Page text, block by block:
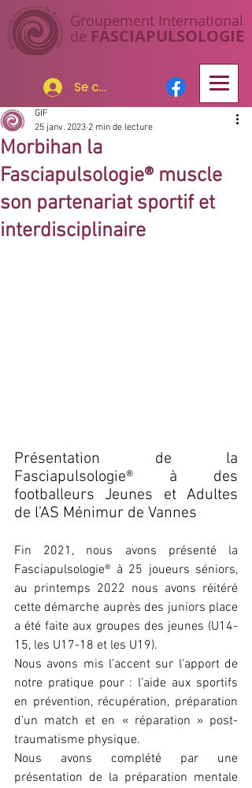
Groupement International
de FASCIAPULSOLOGIE
Se connecter
Morbihan la
Fasciapulsologie® muscle
son partenariat sportif et
interdisciplinaire
GIF
25 janv. 2023 2 min de lecture
Présentation de la
Fasciapulsologie® à des
footballeurs Jeunes et Adultes
de l’AS Ménimur de Vannes
Fin 2021, nous avons présenté la
Fasciapulsologie® à 25 joueurs séniors,
au printemps 2022 nous avons réitéré
cette démarche auprès des juniors place
a été faite aux groupes des jeunes (U14-
15, les U17-18 et les U19).
Nous avons mis l'accent sur l'apport de
notre pratique pour : l’aide aux sportifs
en prévention, récupération, préparation
d’un match et en « réparation » post-
traumatisme physique.
Nous avons complété par une
présentation de la préparation mentale